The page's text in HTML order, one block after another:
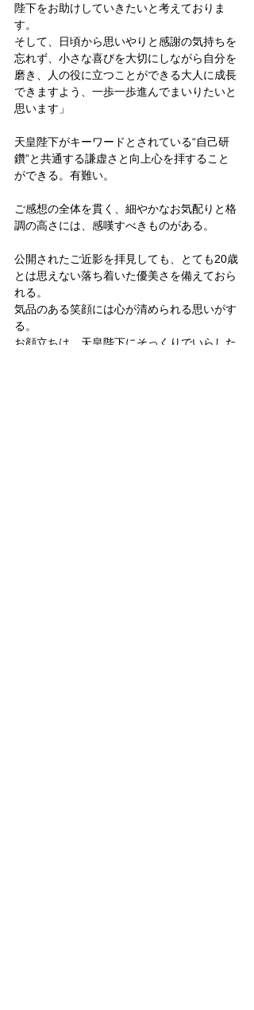
陛下をお助けしていきたいと考えておりま
す。
そして、日頃から思いやりと感謝の気持ちを
忘れず、小さな喜びを大切にしながら自分を
磨き、人の役に立つことができる大人に成長
できますよう、一歩一歩進んでまいりたいと
思います」
天皇陛下がキーワードとされている“自己研
鑽”と共通する謙虚さと向上心を拝すること
ができる。有難い。
ご感想の全体を貫く、細やかなお気配りと格
調の高さには、感嘆すべきものがある。
公開されたご近影を拝見しても、とても20歳
とは思えない落ち着いた優美さを備えておら
れる。
気品のある笑顔には心が清められる思いがす
る。
お顔立ちは、天皇陛下にそっくりでいらした